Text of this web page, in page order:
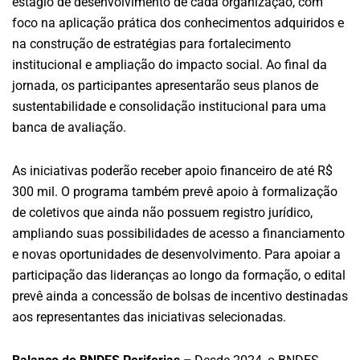
foco na aplicação prática dos conhecimentos adquiridos e
na construção de estratégias para fortalecimento
institucional e ampliação do impacto social. Ao final da
jornada, os participantes apresentarão seus planos de
sustentabilidade e consolidação institucional para uma
banca de avaliação.
As iniciativas poderão receber apoio financeiro de até R$
300 mil. O programa também prevê apoio à formalização
de coletivos que ainda não possuem registro jurídico,
ampliando suas possibilidades de acesso a financiamento
e novas oportunidades de desenvolvimento. Para apoiar a
participação das lideranças ao longo da formação, o edital
prevê ainda a concessão de bolsas de incentivo destinadas
aos representantes das iniciativas selecionadas.